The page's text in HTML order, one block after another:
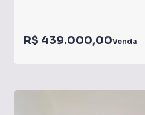
R$ 439.000,00Venda